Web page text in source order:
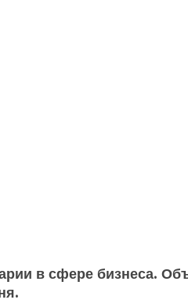
в сфере бизнеса.